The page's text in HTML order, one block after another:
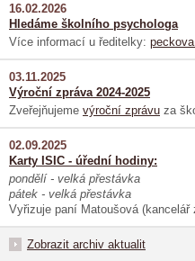
16.02.2026
Hledáme školního psychologa
Více informací u ředitelky:
03.11.2025
Výroční zpráva 2024-2025
Zveřejňujeme výroční zprávu za
02.09.2025
Karty ISIC - úřední hodiny:
pondělí - velká přestávka
pátek - velká přestávka
Vyřizuje paní Matoušová (kancelář
Zobrazit archiv aktualit